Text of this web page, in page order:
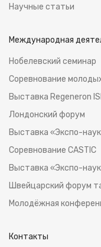
Научные статьи
Международная
Нобелевский семинар
Соревнование
Выставка Regeneron
Лондонский форум
Выставка «Экспо-
Соревнование CASTIC
Выставка «Экспо-
Швейцарский форум
Молодёжная
Контакты